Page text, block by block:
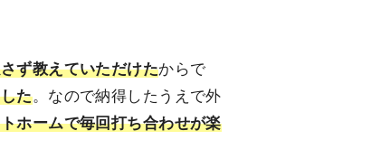
ず教えていただけたからで
た。なので納得したうえで外
ホームで毎回打ち合わせが楽